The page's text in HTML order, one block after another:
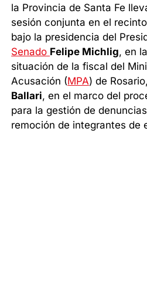
la Provincia de Santa Fe
sesión conjunta en el
bajo la presidencia del
Senado Felipe Michlig, en
situación de la fiscal del
Acusación (MPA) de Rosario,
Ballari, en el marco del
para la gestión de
remoción de integrantes de